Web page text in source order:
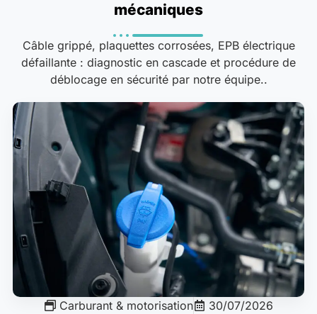
mécaniques
Câble grippé, plaquettes corrosées, EPB électrique
défaillante : diagnostic en cascade et procédure de
déblocage en sécurité par notre équipe..
Carburant & motorisation 30/07/2026